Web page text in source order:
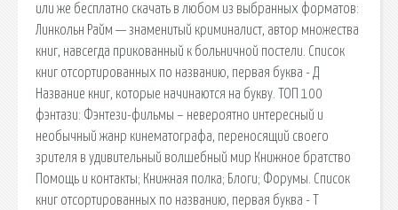
или же бесплатно скачать в любом из выбранных форматов:
Линкольн Райм — знаменитый криминалист, автор множества
книг, навсегда прикованный к больничной постели. Список
книг отсортированных по названию, первая буква - Д
Название книг, которые начинаются на букву. ТОП 100
фэнтази: Фэнтези-фильмы – невероятно интересный и
необычный жанр кинематографа, переносящий своего
зрителя в удивительный волшебный мир Книжное братство
Помощь и контакты; Книжная полка; Блоги; Форумы. Список
книг отсортированных по названию, первая буква - Т